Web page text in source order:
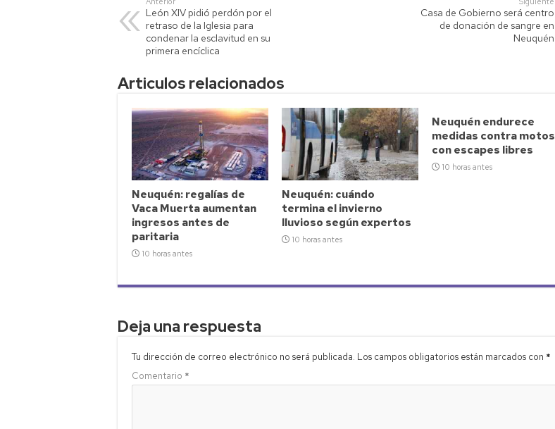
A
p
Li
nk
ar
León XIV pidió perdón por el
retraso de la Iglesia para
condenar la esclavitud en su
primera encíclica
Casa de Gobierno será centro
de donación de sangre en
Neuquén
Articulos relacionados
Neuquén: regalías de
Vaca Muerta aumentan
ingresos antes de
paritaria
10 horas antes
Neuquén: cuándo
termina el invierno
lluvioso según expertos
10 horas antes
Neuquén endurece
medidas contra motos
con escapes libres
10 horas antes
Deja una respuesta
Tu dirección de correo electrónico no será publicada. Los campos obligatorios están marcados con *
Comentario *